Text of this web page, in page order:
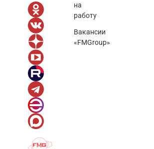
на
работу
Вакансии
«FMGroup»